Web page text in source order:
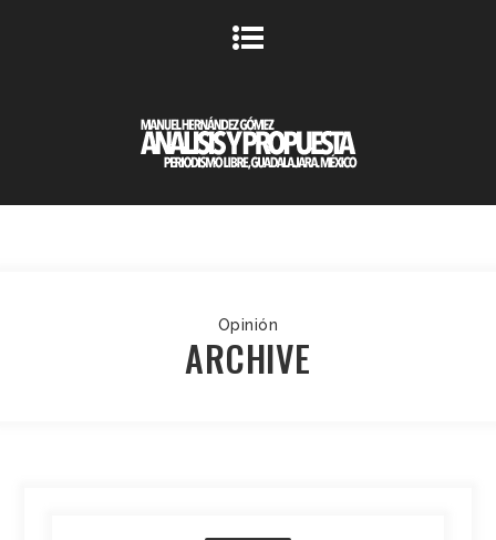
Opinión
ARCHIVE